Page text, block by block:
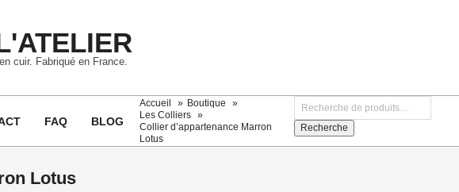
cuir. Fabriqué en France.
FAQ BLOG
Accueil
Boutique
Les Colliers
Collier d’appartenance Marron
Lotus
Recherche
pour :
Recherche
Lotus